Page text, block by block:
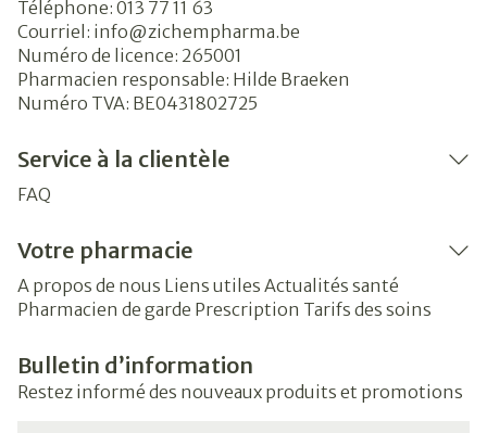
Téléphone: 013 77 11 63
Courriel: info@zichempharma.be
Numéro de licence: 265001
Pharmacien responsable: Hilde Braeken
Numéro TVA: BE0431802725
Service à la clientèle
FAQ
Votre pharmacie
A propos de nous Liens utiles Actualités santé
Pharmacien de garde Prescription Tarifs des soins
Bulletin d’information
Restez informé des nouveaux produits et promotions